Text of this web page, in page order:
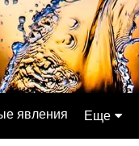
явления Еще